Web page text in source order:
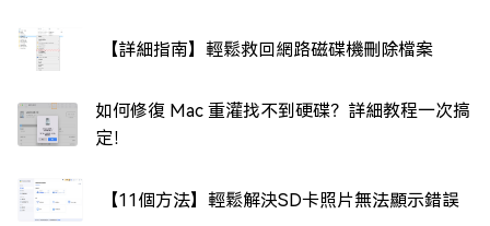
【詳細指南】輕鬆救回網路磁碟機刪除檔案
如何修復 Mac 重灌找不到硬碟？詳細教程一次搞
定！
【11個方法】輕鬆解決SD卡照片無法顯示錯誤